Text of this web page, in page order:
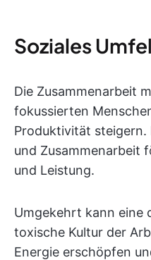
Soziales
Die Zusammenarbeit
fokussierten
Produktivität steigern.
und Zusammenarbeit
und Leistung.
Umgekehrt kann eine
toxische Kultur der
Energie erschöpfen